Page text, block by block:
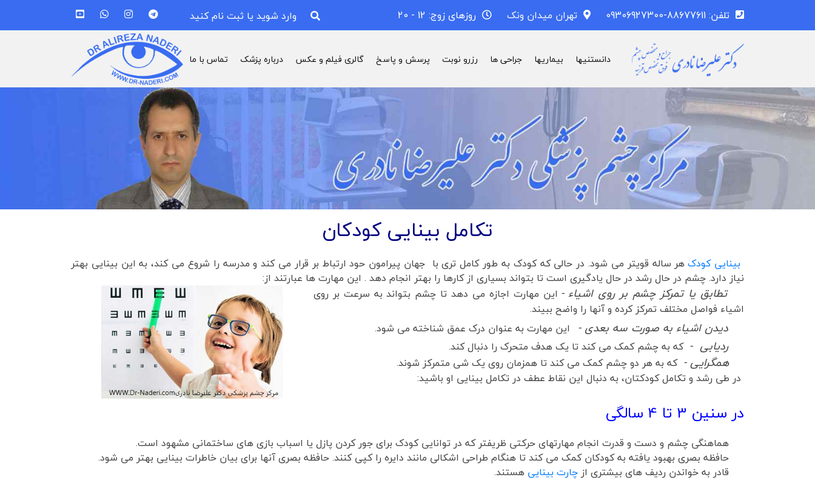
تلفن: 88677611-09306927300 تهران میدان ونک روزهای زوج: 12 - 20 وارد شوید یا ثبت نام کنید
دانستنیها بیماریها جراحی ها رزرو نوبت پرسش و پاسخ گالری فیلم و عکس درباره پزشک تماس با ما
تکامل بینایی کودکان
بینایی کودکهر ساله قویتر می شود. در حالی که کودک به طور کامل تری با جهان پیرامون حود ارتباط بر قرار می کند و مدرسه را شروع می کند، به این بینایی بهتر
نیاز دارد. چشم در حال رشد در حال یادگیری است تا بتواند بسیاری از کارها را بهتر انجام دهد . این مهارت ها عبارتند از:
تطابق یا تمرکز چشم بر روی اشیاء - این مهارت اجازه می دهد تا چشم بتواند به سرعت بر روی
اشیاء فواصل مختلف تمرکز کرده و آنها را واضح ببیند.
دیدن اشیاء به صورت سه بعدی - این مهارت به عنوان درک عمق شناخته می شود.
ردیابی - که به چشم کمک می کند تا یک هدف متحرک را دنبال کند.
همگرایی - که به هر دو چشم کمک می کند تا همزمان روی یک شی متمرکز شوند.
در طی رشد و تکامل کودکتان، به دنبال این نقاط عطف در تکامل بینایی او باشید:
در سنین 3 تا 4 سالگی
هماهنگی چشم و دست و قدرت انجام مهارتهای حرکتی ظریفتر که در توانایی کودک برای جور کردن پازل یا اسباب بازی های ساختمانی مشهود است.
حافظه بصری بهبود یافته به کودکان کمک می کند تا هنگام طراحی اشکالی مانند دایره را کپی کنند. حافظه بصری آنها برای بیان خاطرات بینایی بهتر می شود.
قادر به خواندن ردیف های بیشتری از چارت بینایی هستند.